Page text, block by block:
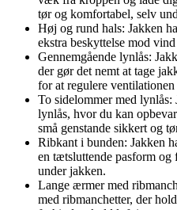
tør og komfortabel, selv
Høj og rund hals: Jakken
ekstra beskyttelse mod
Gennemgående lynlås:
der gør det nemt at tage
for at regulere ventilationen
To sidelommer med lynlås:
lynlås, hvor du kan
små genstande sikkert og
Ribkant i bunden: Jakken
en tætsluttende pasform
under jakken.
Lange ærmer med
med ribmanchetter, der